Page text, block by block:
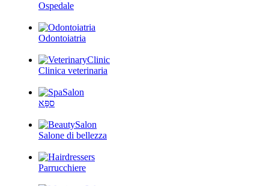
Ospedale
Odontoiatria
Clinica veterinaria
ספָּא
Salone di bellezza
Parrucchiere